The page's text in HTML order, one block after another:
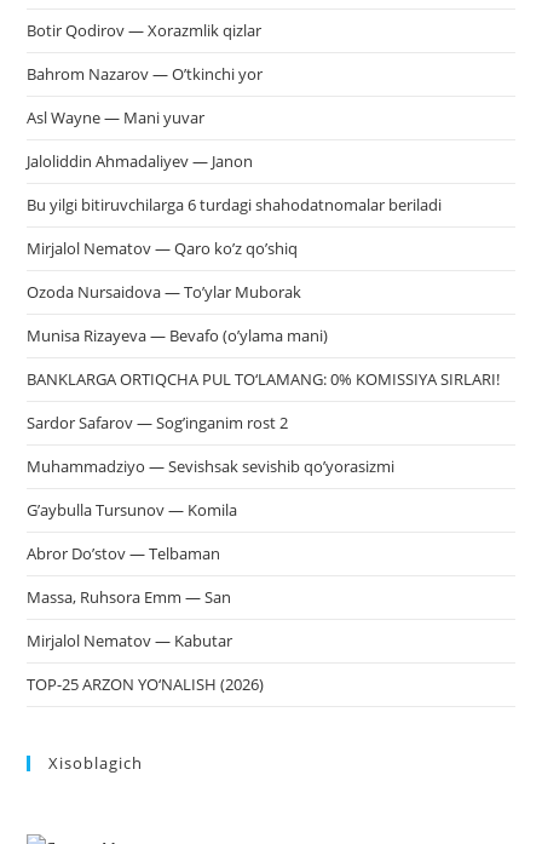
Botir Qodirov — Xorazmlik qizlar
Bahrom Nazarov — O’tkinchi yor
Asl Wayne — Mani yuvar
Jaloliddin Ahmadaliyev — Janon
Bu yilgi bitiruvchilarga 6 turdagi shahodatnomalar beriladi
Mirjalol Nematov — Qaro ko’z qo’shiq
Ozoda Nursaidova — To’ylar Muborak
Munisa Rizayeva — Bevafo (o’ylama mani)
BANKLARGA ORTIQCHA PUL TO‘LAMANG: 0% KOMISSIYA SIRLARI!
Sardor Safarov — Sog’inganim rost 2
Muhammadziyo — Sevishsak sevishib qo’yorasizmi
G’aybulla Tursunov — Komila
Abror Do’stov — Telbaman
Massa, Ruhsora Emm — San
Mirjalol Nematov — Kabutar
TOP-25 ARZON YO‘NALISH (2026)
Xisoblagich